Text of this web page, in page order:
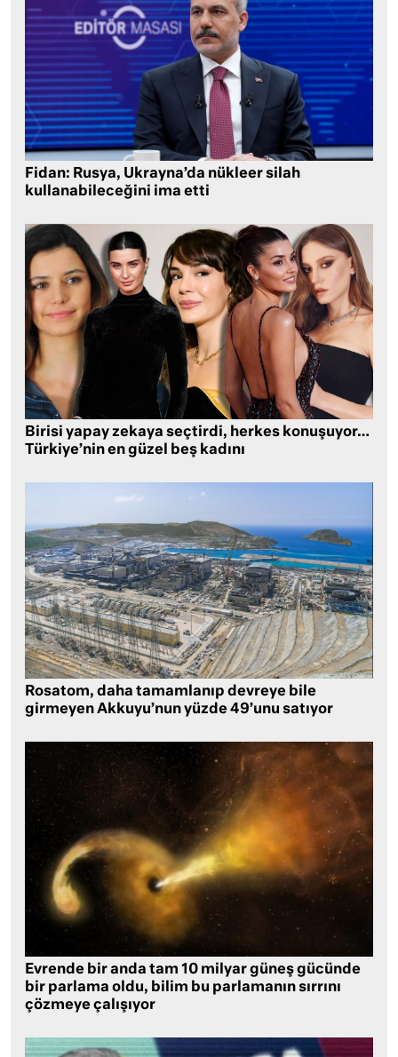
Fidan: Rusya, Ukrayna’da nükleer silah
kullanabileceğini ima etti
Birisi yapay zekaya seçtirdi, herkes konuşuyor…
Türkiye’nin en güzel beş kadını
Rosatom, daha tamamlanıp devreye bile
girmeyen Akkuyu’nun yüzde 49’unu satıyor
Evrende bir anda tam 10 milyar güneş gücünde
bir parlama oldu, bilim bu parlamanın sırrını
çözmeye çalışıyor